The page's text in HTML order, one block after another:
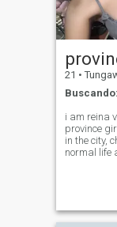
21 • Tungawan,
Buscando:
i am reina
province
in the city,
normal life
someday.